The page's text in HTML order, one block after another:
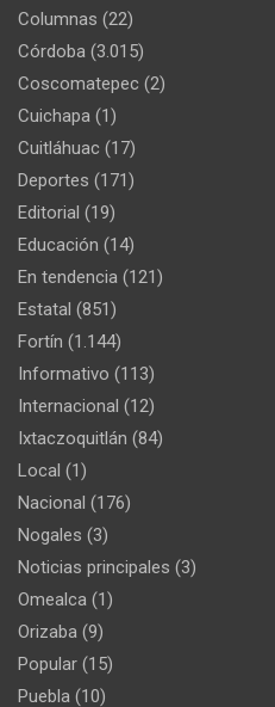
Columnas (22)
Córdoba (3.015)
Coscomatepec (2)
Cuichapa (1)
Cuitláhuac (17)
Deportes (171)
Editorial (19)
Educación (14)
En tendencia (121)
Estatal (851)
Fortín (1.144)
Informativo (113)
Internacional (12)
Ixtaczoquitlán (84)
Local (1)
Nacional (176)
Nogales (3)
Noticias principales (3)
Omealca (1)
Orizaba (9)
Popular (15)
Puebla (10)